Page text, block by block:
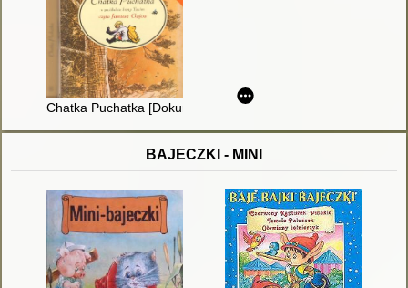
Chatka Puchatka [Dokument dźwiękowy]
BAJECZKI - MINI